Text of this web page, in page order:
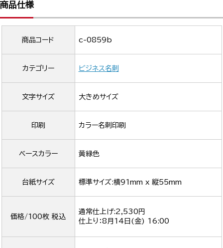
商品仕様
商品コード c-0859b
カテゴリー ビジネス名刺
文字サイズ 大きめサイズ
印刷 カラー名刺印刷
ベースカラー 黄緑色
台紙サイズ 標準サイズ:横91mm x 縦55mm
価格/100枚 税込
通常仕上げ:2,530円
仕上り：8月14日(金) 16:00